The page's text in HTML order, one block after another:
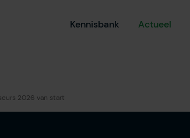
Kennisbank Actueel
2026 van start